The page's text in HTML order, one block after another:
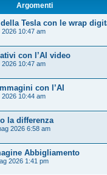
Argomenti
Tesla con le wrap
2026 10:47 am
con l’AI video
2026 10:47 am
con l’AI
2026 10:44 am
la differenza
2026 6:58 am
Abbigliamento
2026 1:41 pm